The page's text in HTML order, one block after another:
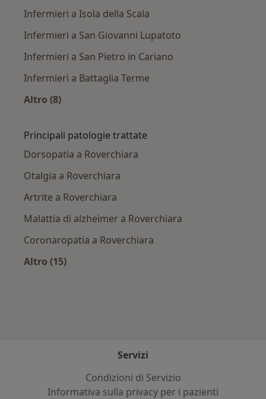
Infermieri a Isola della Scala
Infermieri a San Giovanni Lupatoto
Infermieri a San Pietro in Cariano
Infermieri a Battaglia Terme
Altro (8)
Principali patologie trattate
Dorsopatia a Roverchiara
Otalgia a Roverchiara
Artrite a Roverchiara
Malattia di alzheimer a Roverchiara
Coronaropatia a Roverchiara
Altro (15)
Servizi
Condizioni di Servizio
Informativa sulla privacy per i pazienti